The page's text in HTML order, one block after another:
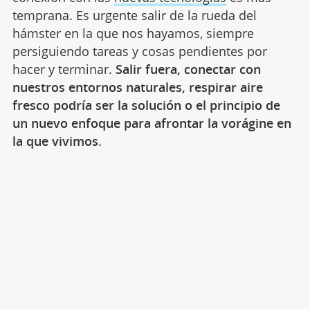
temprana. Es urgente salir de la rueda del
hámster en la que nos hayamos, siempre
persiguiendo tareas y cosas pendientes por
hacer y terminar. Salir fuera, conectar con
nuestros entornos naturales, respirar aire
fresco podría ser la solución o el principio de
un nuevo enfoque para afrontar la vorágine en
la que vivimos.